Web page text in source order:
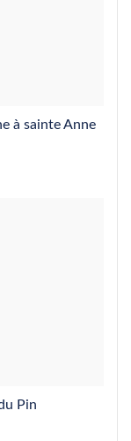
à sainte Anne
Pin